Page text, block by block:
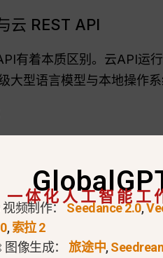
云 REST API
有着本质区别。云API运
大型语言模型与本地操作
应用程序，完全不同于托
络安全。.
上协调复杂的多代理工作
一体化人工智能工
视频制作：Seedance 2.0,
,索拉 2
图像生成： 旅途中,